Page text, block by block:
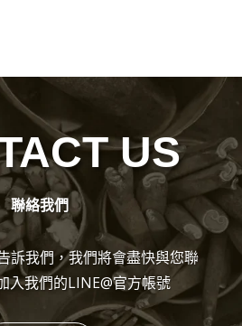
US
聯絡我們
訴我們，我們將會盡快與您聯
入我們的LINE@官方帳號